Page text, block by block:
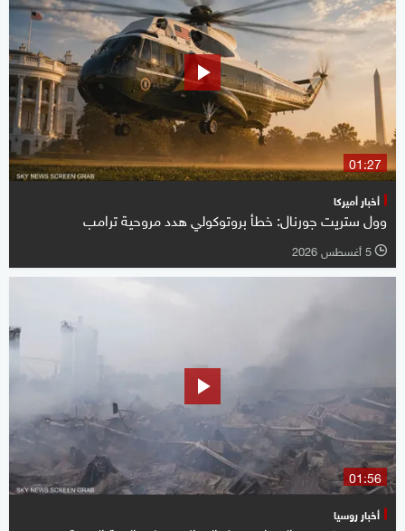
01:27
أخبار أميركا
وول ستريت جورنال: خطأ بروتوكولي هدد مروحية ترامب
l 5 أغسطس 2026
01:56
أخبار روسيا